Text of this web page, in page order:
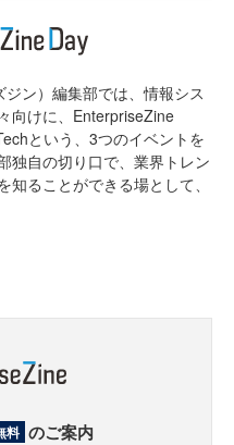
ン）編集部では、情報シス
向けに、EnterpriseZine
という、3つのイベントを
独自の切り口で、業界トレン
知ることができる場として、
料 のご案内